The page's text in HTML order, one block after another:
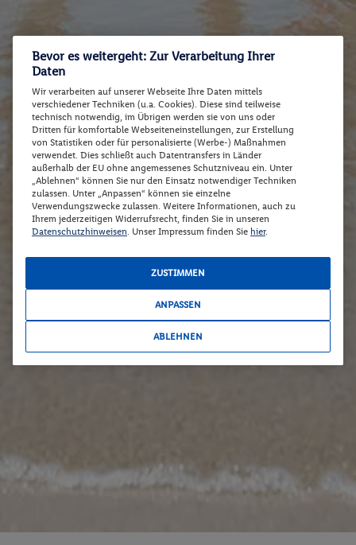
Bevor es weitergeht: Zur Verarbeitung Ihrer
Daten
Wir verarbeiten auf unserer Webseite Ihre Daten mittels
verschiedener Techniken (u.a. Cookies). Diese sind teilweise
technisch notwendig, im Übrigen werden sie von uns oder
Dritten für komfortable Webseiteneinstellungen, zur Erstellung
von Statistiken oder für personalisierte (Werbe-) Maßnahmen
verwendet. Dies schließt auch Datentransfers in Länder
außerhalb der EU ohne angemessenes Schutzniveau ein. Unter
„Ablehnen“ können Sie nur den Einsatz notwendiger Techniken
zulassen. Unter „Anpassen“ können sie einzelne
Verwendungszwecke zulassen. Weitere Informationen, auch zu
Ihrem jederzeitigen Widerrufsrecht, finden Sie in unseren
Datenschutzhinweisen. Unser Impressum finden Sie hier.
ZUSTIMMEN
ANPASSEN
ABLEHNEN